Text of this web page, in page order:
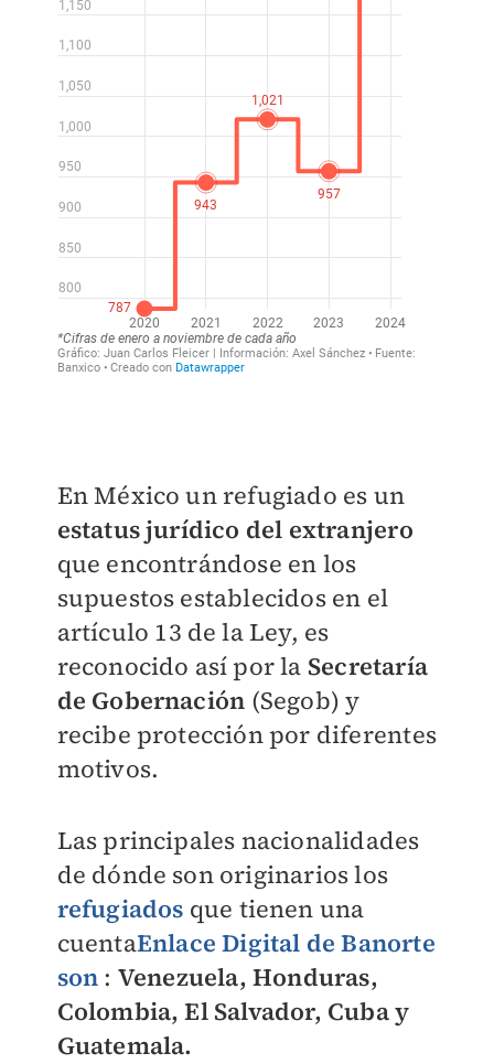
En México un refugiado es un
estatus jurídico del extranjero
que encontrándose en los
supuestos establecidos en el
artículo 13 de la Ley, es
reconocido así por la Secretaría
de Gobernación (Segob) y
recibe protección por diferentes
motivos.
Las principales nacionalidades
de dónde son originarios los
refugiados que tienen una
cuentaEnlace Digital de Banorte
son : Venezuela, Honduras,
Colombia, El Salvador, Cuba y
Guatemala.